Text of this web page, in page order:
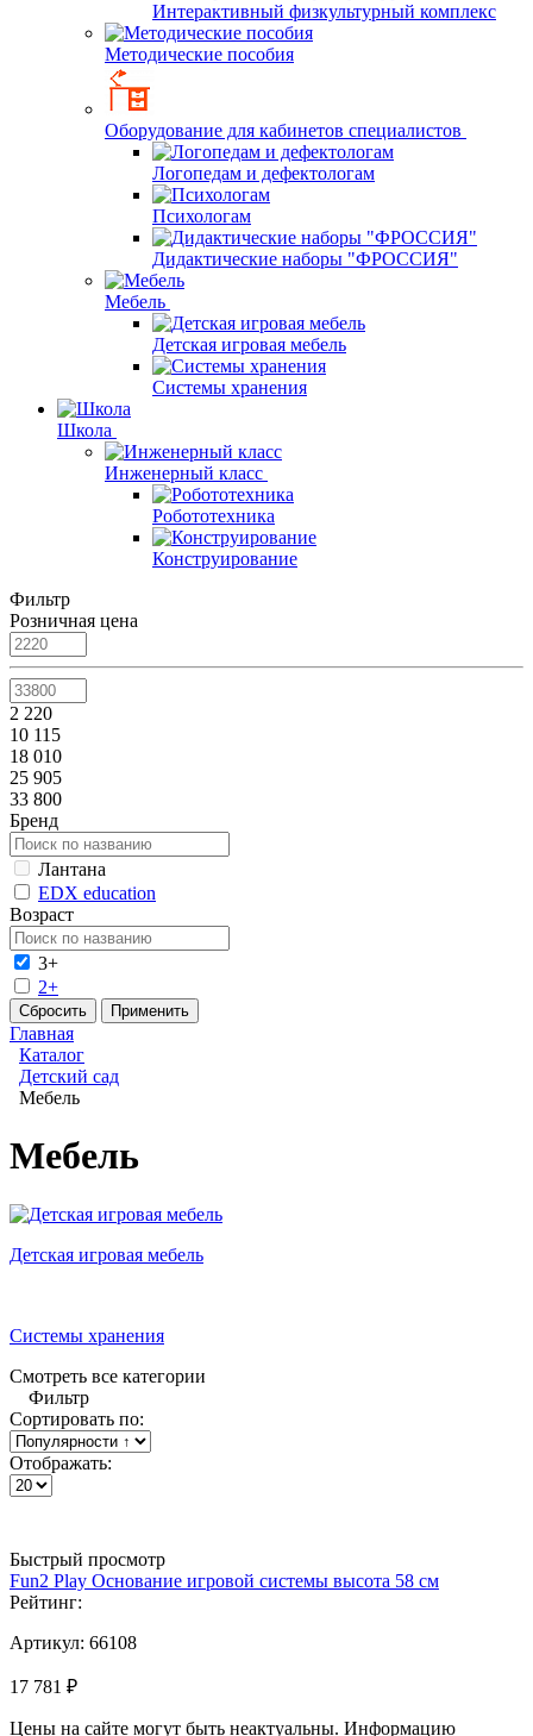
Интерактивный физкультурный комплекс
Методические пособия
Оборудование для кабинетов специалистов
Логопедам и дефектологам
Психологам
Дидактические наборы "ФРОССИЯ"
Мебель
Детская игровая мебель
Системы хранения
Школа
Инженерный класс
Робототехника
Конструирование
Фильтр
Розничная цена
2 220
10 115
18 010
25 905
33 800
Бренд
Лантана
EDX education
Возраст
3+
2+
Главная
Каталог
Детский сад
Мебель
Мебель
Детская игровая мебель
Системы хранения
Смотреть все категории
Фильтр
Сортировать по:
Отображать:
Быстрый просмотр
Fun2 Play Основание игровой системы высота 58 см
Рейтинг:
Артикул: 66108
17 781 ₽
Цены на сайте могут быть неактуальны. Информацию